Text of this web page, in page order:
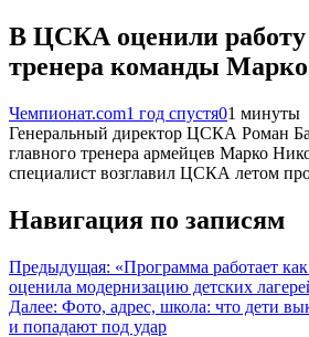
В ЦСКА оценили работу
тренера команды
Чемпионат.com1 год спустя01 минуты
Генеральный директор ЦСКА Роман
главного тренера армейцев Марко
специалист возглавил ЦСКА летом
Навигация по записям
Предыдущая: «Программа работает
оценила модернизацию детских
Далее: Фото, адрес, школа: что дети
и попадают под удар